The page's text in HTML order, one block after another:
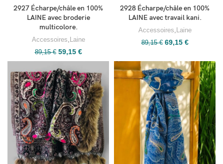
2927 Écharpe/châle en 100%
LAINE avec broderie
multicolore.
Accessoires Laine
89,15€ 59,15 €
2928 Écharpe/châle en 100%
LAINE avec travail kani.
Accessoires Laine
89,15€ 69,15 €